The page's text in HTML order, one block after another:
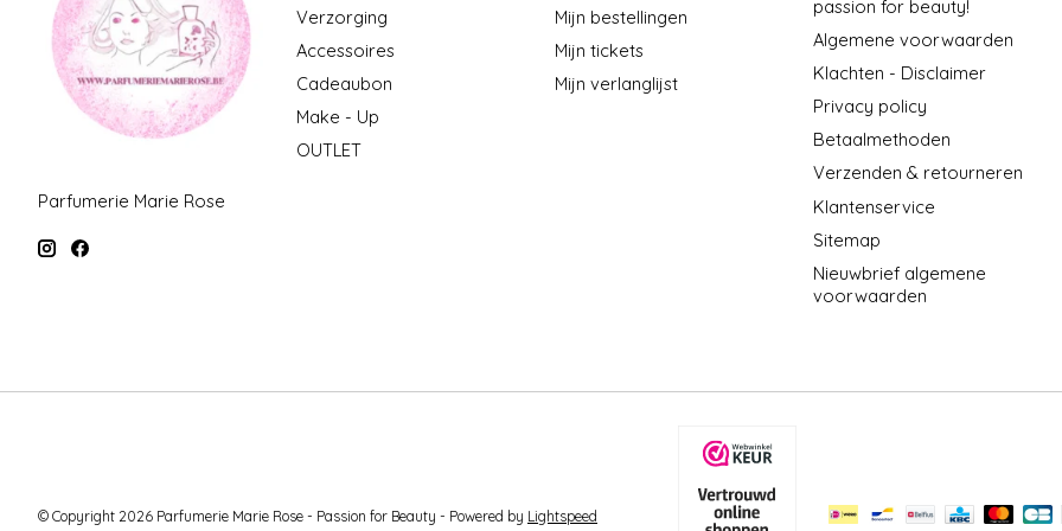
Parfumerie Marie Rose
Verzorging
Accessoires
Cadeaubon
Make - Up
OUTLET
Mijn bestellingen
Mijn tickets
Mijn verlanglijst
passion for beauty!
Algemene voorwaarden
Klachten - Disclaimer
Privacy policy
Betaalmethoden
Verzenden & retourneren
Klantenservice
Sitemap
Nieuwbrief algemene
voorwaarden
© Copyright 2026 Parfumerie Marie Rose - Passion for Beauty - Powered by Lightspeed